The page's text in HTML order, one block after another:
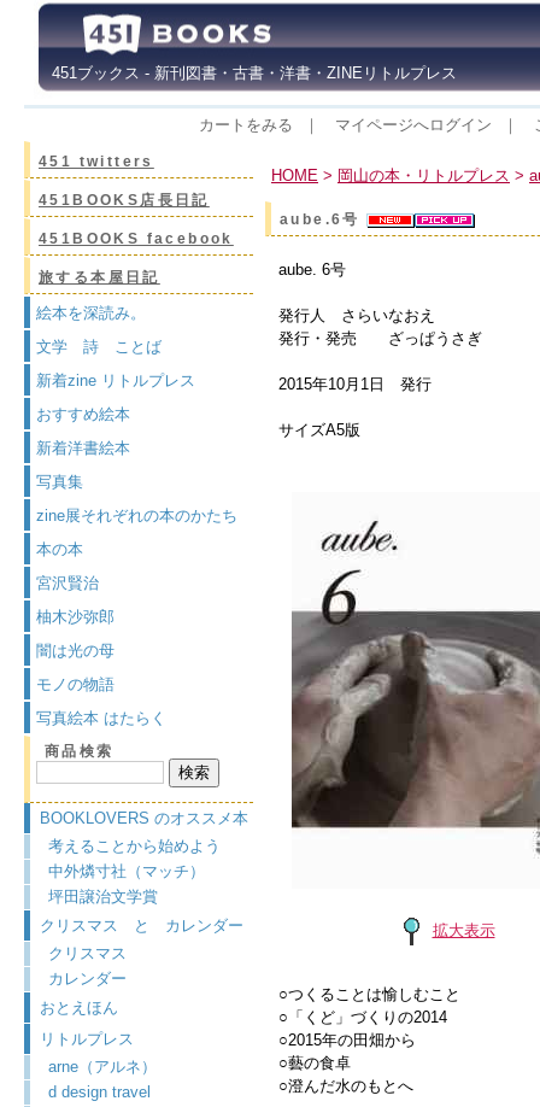
451ブックス - 新刊図書・古書・洋書・ZINEリトルプレス
カートをみる ｜ マイページへログイン ｜
451 twitters
451BOOKS店長日記
451BOOKS facebook
旅する本屋日記
絵本を深読み。
文学 詩 ことば
新着zine リトルプレス
おすすめ絵本
新着洋書絵本
写真集
zine展それぞれの本のかたち
本の本
宮沢賢治
柚木沙弥郎
闇は光の母
モノの物語
写真絵本 はたらく
商品検索
BOOKLOVERS のオススメ本
考えることから始めよう
中外燐寸社（マッチ）
坪田譲治文学賞
クリスマス と カレンダー
クリスマス
カレンダー
おとえほん
リトルプレス
arne（アルネ）
d design travel
HOME > 岡山の本・リトルプレス >
aube.6号
aube. 6号
発行人 さらいなおえ
発行・発売 ざっぱうさぎ
2015年10月1日 発行
サイズA5版
拡大表示
○つくることは愉しむこと
○「くど」づくりの2014
○2015年の田畑から
○藝の食卓
○澄んだ水のもとへ